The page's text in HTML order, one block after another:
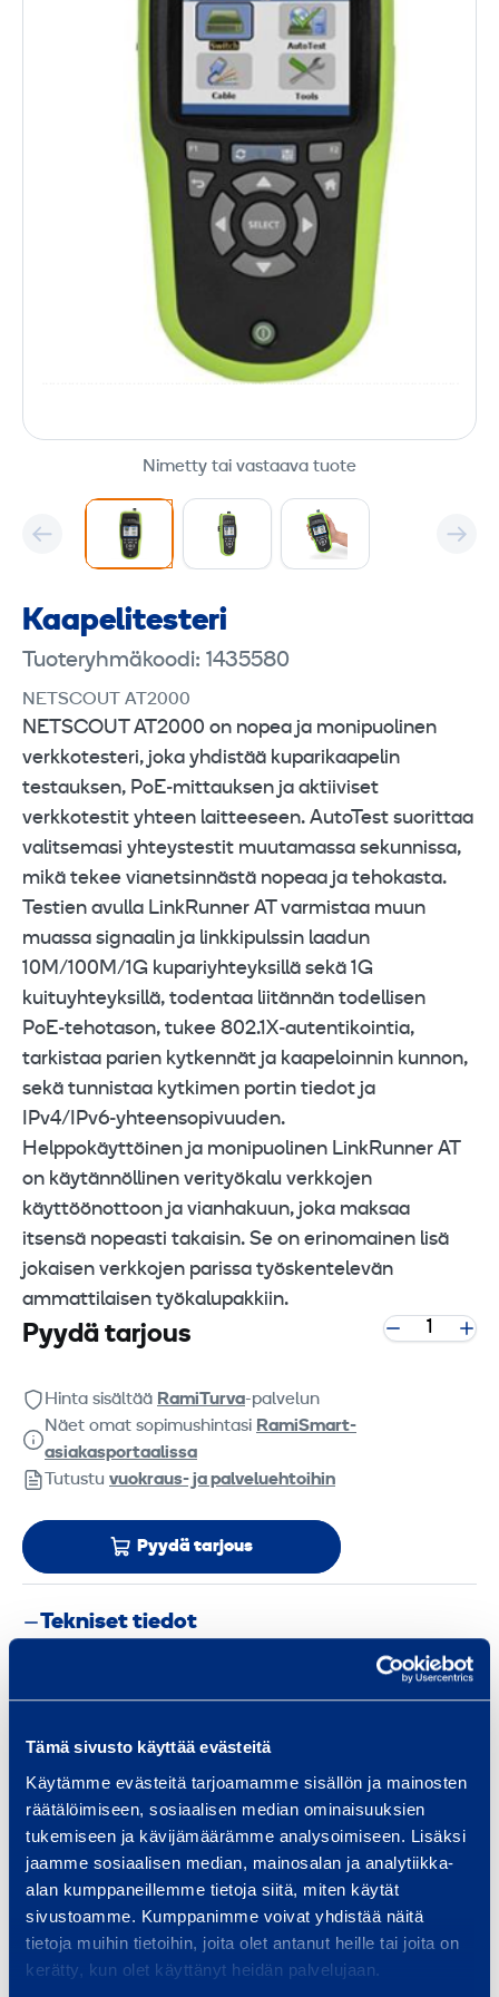
Tämä sivusto käyttää evästeitä
Käytämme evästeitä tarjoamamme sisällön ja mainosten
räätälöimiseen, sosiaalisen median ominaisuuksien
tukemiseen ja kävijämäärämme analysoimiseen. Lisäksi
jaamme sosiaalisen median, mainosalan ja analytiikka-
alan kumppaneillemme tietoja siitä, miten käytät
sivustoamme. Kumppanimme voivat yhdistää näitä
tietoja muihin tietoihin, joita olet antanut heille tai joita on
kerätty, kun olet käyttänyt heidän palvelujaan.
Nimetty tai vastaava tuote
Kaapeli­testeri
Tuoteryhmäkoodi: 1435580
NETSCOUT AT2000
NETSCOUT AT2000 on nopea ja monipuolinen
verkkotesteri, joka yhdistää kuparikaapelin
testauksen, PoE‑mittauksen ja aktiiviset
verkkotestit yhteen laitteeseen. AutoTest suorittaa
valitsemasi yhteystestit muutamassa sekunnissa,
mikä tekee vianetsinnästä nopeaa ja tehokasta.
Testien avulla LinkRunner AT varmistaa muun
muassa signaalin ja linkkipulssin laadun
10M/100M/1G kupariyhteyksillä sekä 1G
kuituyhteyksillä, todentaa liitännän todellisen
PoE‑tehotason, tukee 802.1X‑autentikointia,
tarkistaa parien kytkennät ja kaapeloinnin kunnon,
sekä tunnistaa kytkimen portin tiedot ja
IPv4/IPv6‑yhteensopivuuden.
Helppokäyttöinen ja monipuolinen LinkRunner AT
on käytännöllinen veri­työkalu verkkojen
käyttöönottoon ja vianhakuun, joka maksaa
itsensä nopeasti takaisin. Se on erinomainen lisä
jokaisen verkkojen parissa työskentelevän
ammattilaisen työkalupakkiin.
Pyydä tarjous
Hinta sisältää RamiTurva-palvelun
Näet omat sopimushintasi RamiSmart-
asiakasportaalissa
Tutustu vuokraus- ja palveluehtoihin
Pyydä tarjous
Tekniset tiedot
Käyttövoima Akku
Taajuus mittausväli
Paino
Pituus 400 mm
Leveys 170 mm